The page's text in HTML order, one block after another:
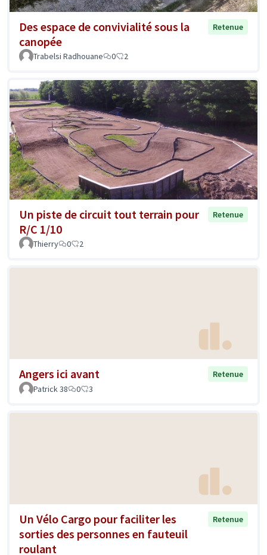
Des espace de convivialité sous la
canopée
Retenue
Trabelsi Radhouane 0 2
Un piste de circuit tout terrain pour
R/C 1/10
Retenue
Thierry 0 2
Angers ici avant
Retenue
Patrick 38
0 3
Un Vélo Cargo pour faciliter les
sorties des personnes en fauteuil
roulant
Retenue